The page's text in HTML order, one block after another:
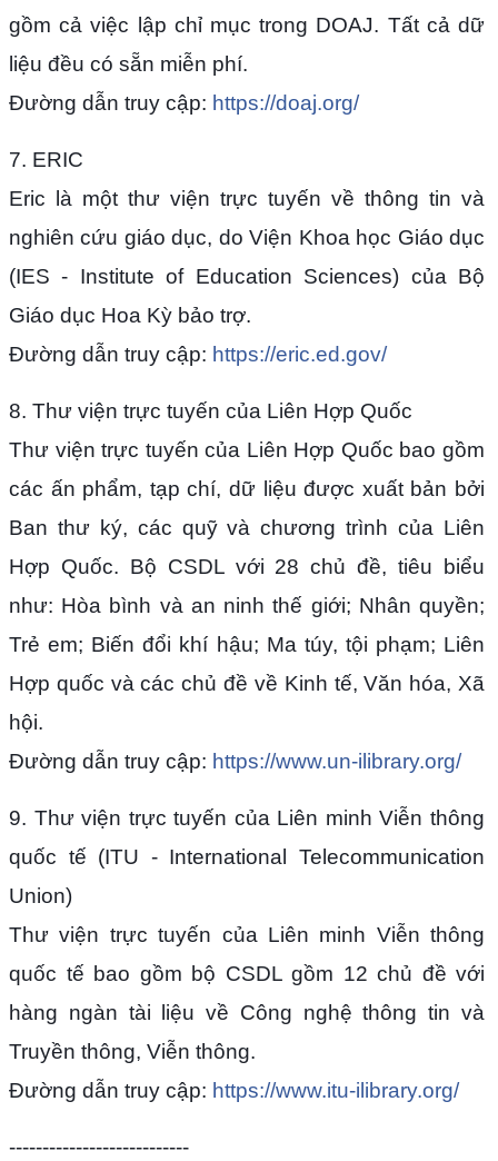
gồm cả việc lập chỉ mục trong DOAJ. Tất cả dữ
liệu đều có sẵn miễn phí.
Đường dẫn truy cập: https://doaj.org/
7. ERIC
Eric là một thư viện trực tuyến về thông tin và
nghiên cứu giáo dục, do Viện Khoa học Giáo dục
(IES - Institute of Education Sciences) của Bộ
Giáo dục Hoa Kỳ bảo trợ.
Đường dẫn truy cập: https://eric.ed.gov/
8. Thư viện trực tuyến của Liên Hợp Quốc
Thư viện trực tuyến của Liên Hợp Quốc bao gồm
các ấn phẩm, tạp chí, dữ liệu được xuất bản bởi
Ban thư ký, các quỹ và chương trình của Liên
Hợp Quốc. Bộ CSDL với 28 chủ đề, tiêu biểu
như: Hòa bình và an ninh thế giới; Nhân quyền;
Trẻ em; Biến đổi khí hậu; Ma túy, tội phạm; Liên
Hợp quốc và các chủ đề về Kinh tế, Văn hóa, Xã
hội.
Đường dẫn truy cập: https://www.un-ilibrary.org/
9. Thư viện trực tuyến của Liên minh Viễn thông
quốc tế (ITU - International Telecommunication
Union)
Thư viện trực tuyến của Liên minh Viễn thông
quốc tế bao gồm bộ CSDL gồm 12 chủ đề với
hàng ngàn tài liệu về Công nghệ thông tin và
Truyền thông, Viễn thông.
Đường dẫn truy cập: https://www.itu-ilibrary.org/
---------------------------